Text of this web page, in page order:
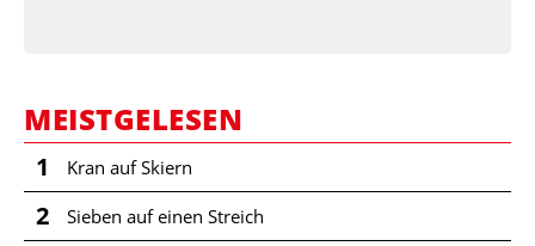
MEISTGELESEN
1 Kran auf Skiern
2 Sieben auf einen Streich